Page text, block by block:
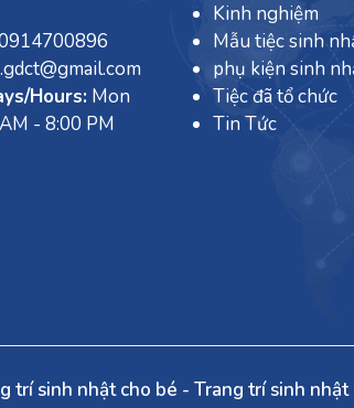
Hours: Mon
- 8:00 PM
Kinh nghiệm
Mẫu tiệc sinh
phụ kiện sinh
Tiệc đã tổ chức
Tin Tức
trí sinh nhật cho bé - Trang trí sinh